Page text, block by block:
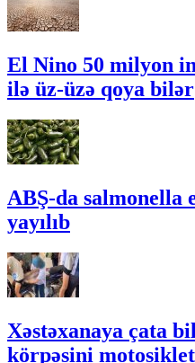
El Nino 50 milyon
ilə üz-üzə qoya bilər
ABŞ-da salmonella
yayılıb
Xəstəxanaya çata
körpəsini